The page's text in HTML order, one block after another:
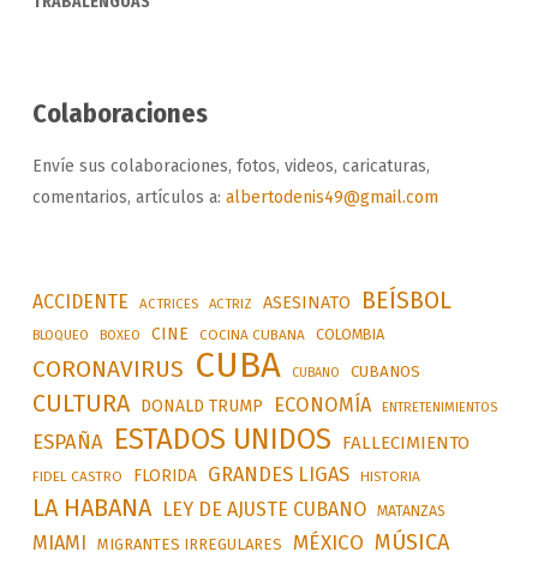
Colaboraciones
Envíe sus colaboraciones, fotos, videos, caricaturas,
comentarios, artículos a: albertodenis49@gmail.com
ACCIDENTE ACTRICES ACTRIZ ASESINATO BEÍSBOL
BLOQUEO BOXEO CINE COCINA CUBANA COLOMBIA
CORONAVIRUS CUBA CUBANO CUBANOS
CULTURA DONALD TRUMP ECONOMÍA ENTRETENIMIENTOS
ESPAÑA ESTADOS UNIDOS FALLECIMIENTO
FIDEL CASTRO FLORIDA GRANDES LIGAS HISTORIA
LA HABANA LEY DE AJUSTE CUBANO MATANZAS
MIAMI MIGRANTES IRREGULARES MÉXICO MÚSICA